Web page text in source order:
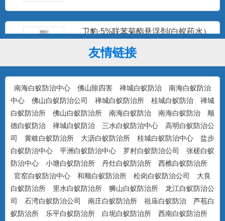
卫豹·5%联苯菊酯悬浮剂(白蚁药水）
驱避性剂型，无刺激气味，可杀可防，具
有驱避和触杀作用...
康宇·白浪15%吡虫啉悬浮剂（白蚁
药）
防治对象：装修预防、活蚁杀灭、树木防
治...
美国百户泰2.5%联苯菊酯悬浮剂
产品特点：美国富美实公司出品，无刺激
气味，可杀可防，具有驱避...
友情链接
南海白蚁防治中心 佛山除四害 禅城白蚁防治
南海白蚁防治
中心
佛山白蚁防治公司 禅城白蚁防治所 桂城白蚁防治
禅城
白蚁防治所
佛山白蚁防治所 南海白蚁防治 南海白蚁防治
顺
德白蚁防治
禅城白蚁防治 三水白蚁防治中心
高明白蚁防治公
司
黄岐白蚁防治所 大沥白蚁防治所 桂城白蚁防治中心
盐步
白蚁防治中心
平洲白蚁防治中心 罗村白蚁防治公司
张槎白蚁
防治中心
小塘白蚁防治所 丹灶白蚁防治所
西樵白蚁防治所
官窑白蚁防治中心
和顺白蚁防治所 松岗白蚁防治公司
大良
白蚁防治所
里水白蚁防治所 狮山白蚁防治所
龙江白蚁防治公
司
石湾白蚁防治公司 南庄白蚁防治所 祖庙白蚁防治
芦苞白
蚁防治所
乐平白蚁防治所 白坭白蚁防治所
西南白蚁防治所